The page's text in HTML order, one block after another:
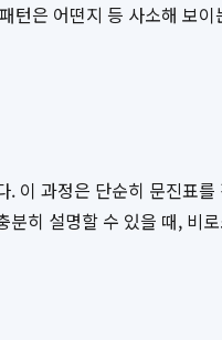
턴은 어떤지 등 사소해 보
이 과정은 단순히 문진표
히 설명할 수 있을 때, 비